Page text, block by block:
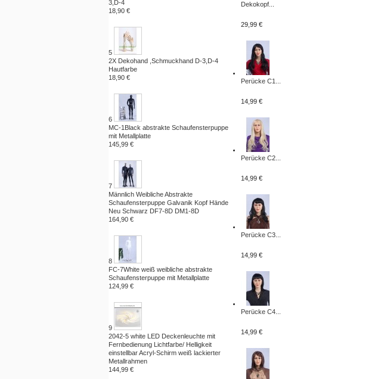
3,D-4
18,90 €
5
2X Dekohand ,Schmuckhand D-3,D-4
Hautfarbe
18,90 €
6
MC-1Black abstrakte Schaufensterpuppe
mit Metallplatte
145,99 €
7
Männlich Weibliche Abstrakte
Schaufensterpuppe Galvanik Kopf Hände
Neu Schwarz DF7-8D DM1-8D
164,90 €
8
FC-7White weiß weibliche abstrakte
Schaufensterpuppe mit Metallplatte
124,99 €
9
2042-5 white LED Deckenleuchte mit
Fernbedienung Lichtfarbe/ Helligkeit
einstellbar Acryl-Schirm weiß lackierter
Metallrahmen
144,99 €
Dekokopf...
29,99 €
Perücke C1...
14,99 €
Perücke C2...
14,99 €
Perücke C3...
14,99 €
Perücke C4...
14,99 €